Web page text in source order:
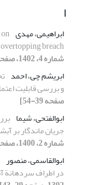
ا
ابراهیمی، مهدی
breach
شماره 4، 1402، صفحه 49-59]
ابریشم چی، احمد
و بررسی قابلیت
صفحه 39-54]
ابوالفتحی، شیما
جریان ماندگار بر
شماره 2، 1400، صفحه 73-90]
ابوالقاسمی، ‌منصور
در اطراف سردهانة